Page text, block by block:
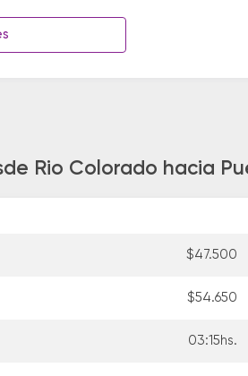
Rio Colorado hacia
$47.500
$54.650
03:15hs.